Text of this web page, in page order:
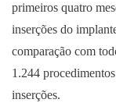
primeiros quatro
inserções do
comparação com
1.244
inserções.